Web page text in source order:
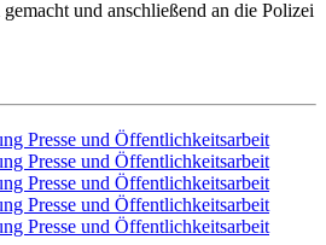
und anschließend an die Polizei